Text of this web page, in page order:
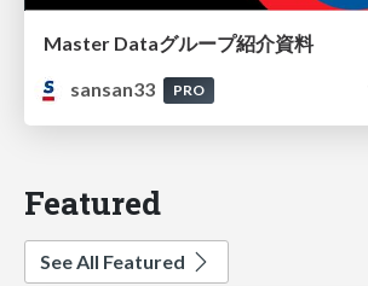
Master Dataグループ紹介資料
sansan33
PRO
Featured
See All Featured